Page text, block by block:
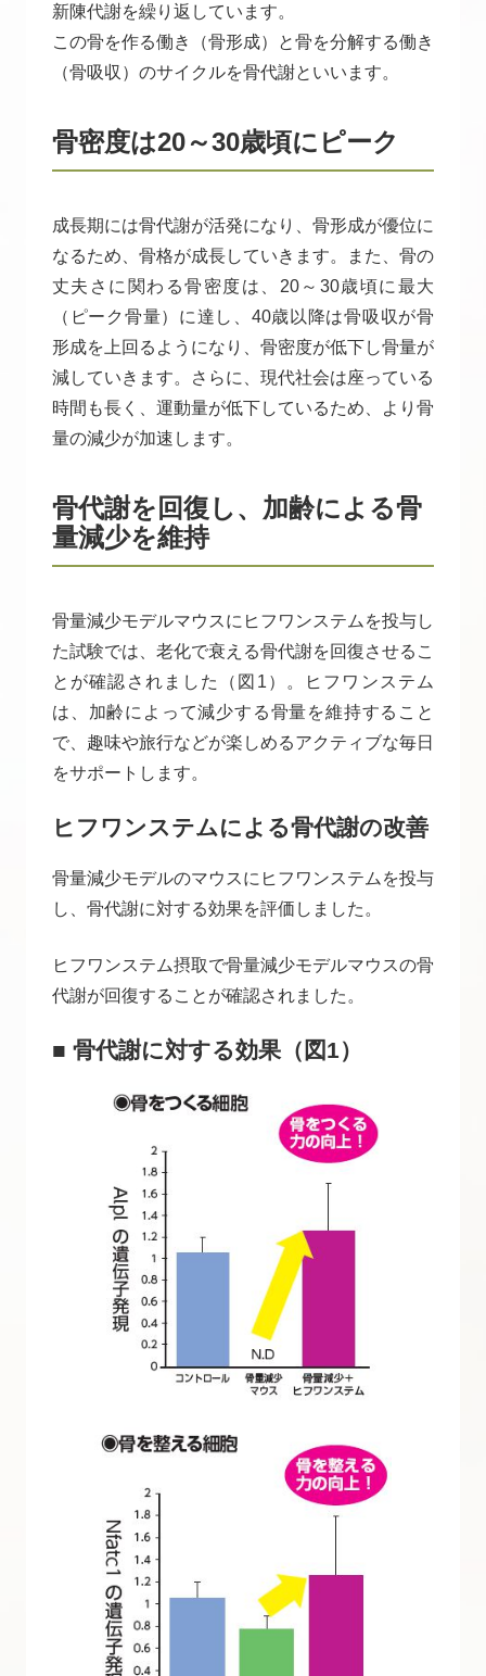
新陳代謝を繰り返しています。
この骨を作る働き（骨形成）と骨を分解する働き
（骨吸収）のサイクルを骨代謝といいます。
骨密度は20～30歳頃にピーク
成長期には骨代謝が活発になり、骨形成が優位に
なるため、骨格が成長していきます。また、骨の
丈夫さに関わる骨密度は、20～30歳頃に最大
（ピーク骨量）に達し、40歳以降は骨吸収が骨
形成を上回るようになり、骨密度が低下し骨量が
減していきます。さらに、現代社会は座っている
時間も長く、運動量が低下しているため、より骨
量の減少が加速します。
骨代謝を回復し、加齢による骨
量減少を維持
骨量減少モデルマウスにヒフワンステムを投与し
た試験では、老化で衰える骨代謝を回復させるこ
とが確認されました（図1）。ヒフワンステム
は、加齢によって減少する骨量を維持すること
で、趣味や旅行などが楽しめるアクティブな毎日
をサポートします。
ヒフワンステムによる骨代謝の改善
骨量減少モデルのマウスにヒフワンステムを投与
し、骨代謝に対する効果を評価しました。
ヒフワンステム摂取で骨量減少モデルマウスの骨
代謝が回復することが確認されました。
■ 骨代謝に対する効果（図1）